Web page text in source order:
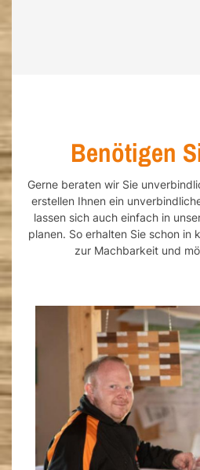
Benötigen
Gerne beraten wir Sie
erstellen Ihnen ein
lassen sich auch einfach in
planen. So erhalten Sie schon in
zur Machbarkeit und